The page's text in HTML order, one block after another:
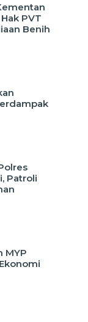
PVT
Benih
Patroli
MYP